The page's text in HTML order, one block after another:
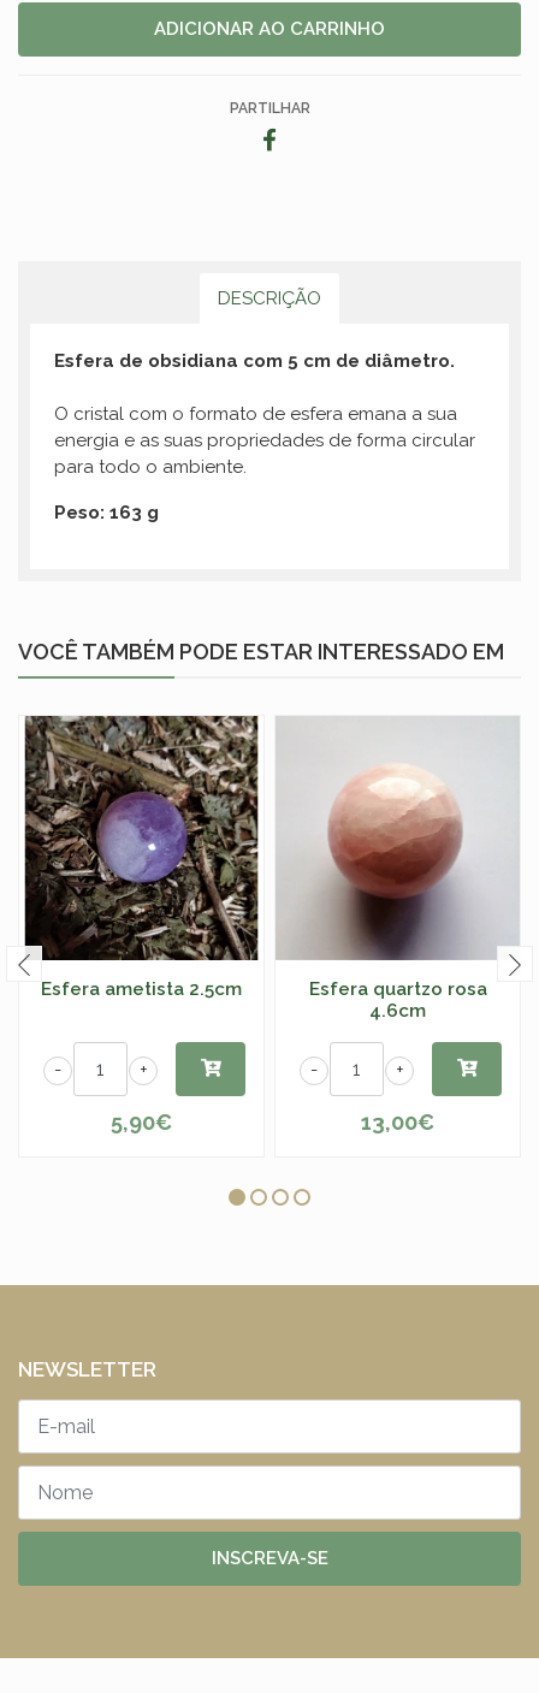
PARTILHAR
DESCRIÇÃO
Esfera de obsidiana com 5 cm de diâmetro.
O cristal com o formato de esfera emana a sua
energia e as suas propriedades de forma circular
para todo o ambiente.
Peso: 163 g
VOCÊ TAMBÉM PODE ESTAR INTERESSADO EM
Esfera ametista 2.5cm
+
-
5,90€
Esfera quartzo rosa
4.6cm
+
-
13,00€
NEWSLETTER
INSCREVA-SE